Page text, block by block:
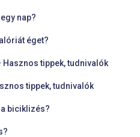
nap?
éget?
tippek, tudnivalók
tippek, tudnivalók
biciklizés?